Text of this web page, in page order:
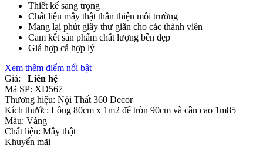
Thiết kế sang trọng
Chất liệu mây thật thân thiện môi trường
Mang lại phút giây thư giãn cho các thành viên
Cam kết sản phẩm chất lượng bền đẹp
Giá hợp cả hợp lý
Xem thêm điểm nổi bật
Giá:
Liên hệ
Mã SP: XD567
Thương hiệu: Nội Thất 360 Decor
Kích thước: Lồng 80cm x 1m2 đế tròn 90cm và cần cao 1m85
Màu: Vàng
Chất liệu: Mây thật
Khuyến mãi